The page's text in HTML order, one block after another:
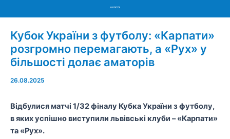
Menu
Кубок України з футболу: «Карпати»
розгромно перемагають, а «Рух» у
більшості долає аматорів
26.08.2025
Відбулися матчі 1/32 фіналу Кубка України з футболу,
в яких успішно виступили львівські клуби –«Карпати»
та «Рух».